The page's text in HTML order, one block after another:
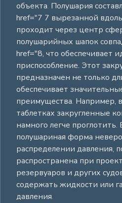
объекта. Полушария
href="7 7 вырезанной
проходит через центр
полушарийных шапок
href="8, что обеспечивает
приспособление. Этот
предназначен не только
обеспечивает
преимущества. Например,
таблетках закругленные
намного легче
полушариная форма
распределении давления,
распространена при
резервуаров и других
содержать жидкости или
давления.